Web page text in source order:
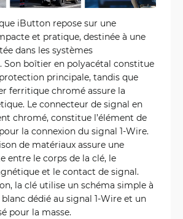
iButton repose sur une
et pratique, destinée à une
dans les systèmes
Son boîtier en polyacétal constitue
principale, tandis que
ferritique chromé assure la
Le connecteur de signal en
chromé, constitue l’élément de
la connexion du signal 1-Wire.
de matériaux assure une
entre le corps de la clé, le
et le contact de signal.
la clé utilise un schéma simple à
dédié au signal 1-Wire et un
pour la masse.